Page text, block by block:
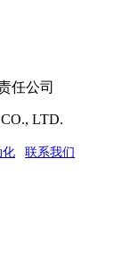
任公司
LTD.
化 联系我们